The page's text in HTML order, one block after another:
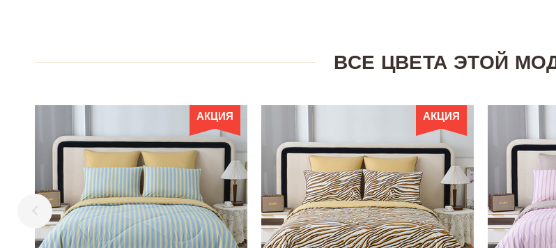
ВСЕ ЦВЕТА ЭТОЙ
АКЦИЯ АКЦИЯ